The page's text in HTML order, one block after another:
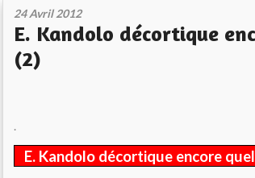
24 Avril 2012
E. Kandolo décortique
(2)
.
E. Kandolo décortique encore